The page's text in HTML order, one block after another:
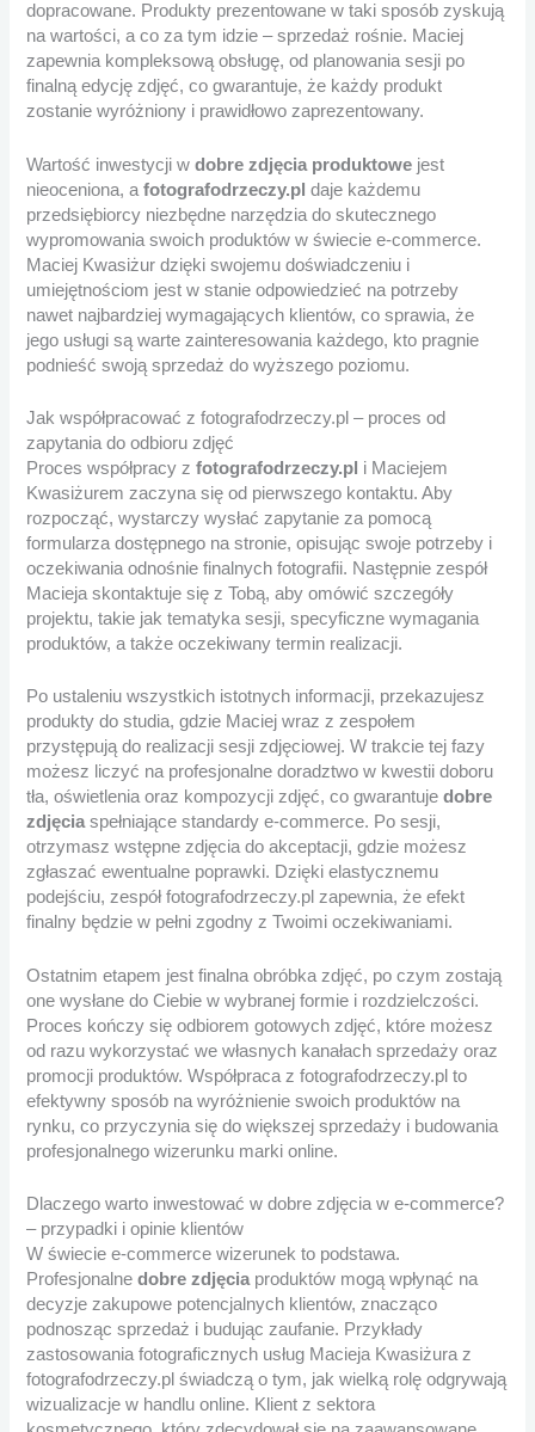
dopracowane. Produkty prezentowane w taki sposób zyskują
na wartości, a co za tym idzie – sprzedaż rośnie. Maciej
zapewnia kompleksową obsługę, od planowania sesji po
finalną edycję zdjęć, co gwarantuje, że każdy produkt
zostanie wyróżniony i prawidłowo zaprezentowany.
Wartość inwestycji wdobre zdjęcia produktowe jest
nieoceniona, afotografodrzeczy.pl daje każdemu
przedsiębiorcy niezbędne narzędzia do skutecznego
wypromowania swoich produktów w świecie e-commerce.
Maciej Kwasiżur dzięki swojemu doświadczeniu i
umiejętnościom jest w stanie odpowiedzieć na potrzeby
nawet najbardziej wymagających klientów, co sprawia, że
jego usługi są warte zainteresowania każdego, kto pragnie
podnieść swoją sprzedaż do wyższego poziomu.
Jak współpracować z fotografodrzeczy.pl – proces od
zapytania do odbioru zdjęć
Proces współpracy zfotografodrzeczy.pl i Maciejem
Kwasiżurem zaczyna się od pierwszego kontaktu. Aby
rozpocząć, wystarczy wysłać zapytanie za pomocą
formularza dostępnego na stronie, opisując swoje potrzeby i
oczekiwania odnośnie finalnych fotografii. Następnie zespół
Macieja skontaktuje się z Tobą, aby omówić szczegóły
projektu, takie jak tematyka sesji, specyficzne wymagania
produktów, a także oczekiwany termin realizacji.
Po ustaleniu wszystkich istotnych informacji, przekazujesz
produkty do studia, gdzie Maciej wraz z zespołem
przystępują do realizacji sesji zdjęciowej. W trakcie tej fazy
możesz liczyć na profesjonalne doradztwo w kwestii doboru
tła, oświetlenia oraz kompozycji zdjęć, co gwarantujedobre
zdjęciaspełniające standardy e-commerce. Po sesji,
otrzymasz wstępne zdjęcia do akceptacji, gdzie możesz
zgłaszać ewentualne poprawki. Dzięki elastycznemu
podejściu, zespół fotografodrzeczy.pl zapewnia, że efekt
finalny będzie w pełni zgodny z Twoimi oczekiwaniami.
Ostatnim etapem jest finalna obróbka zdjęć, po czym zostają
one wysłane do Ciebie w wybranej formie i rozdzielczości.
Proces kończy się odbiorem gotowych zdjęć, które możesz
od razu wykorzystać we własnych kanałach sprzedaży oraz
promocji produktów. Współpraca z fotografodrzeczy.pl to
efektywny sposób na wyróżnienie swoich produktów na
rynku, co przyczynia się do większej sprzedaży i budowania
profesjonalnego wizerunku marki online.
Dlaczego warto inwestować w dobre zdjęcia w e-commerce?
– przypadki i opinie klientów
W świecie e-commerce wizerunek to podstawa.
Profesjonalnedobre zdjęcia produktów mogą wpłynąć na
decyzje zakupowe potencjalnych klientów, znacząco
podnosząc sprzedaż i budując zaufanie. Przykłady
zastosowania fotograficznych usług Macieja Kwasiżura z
fotografodrzeczy.pl świadczą o tym, jak wielką rolę odgrywają
wizualizacje w handlu online. Klient z sektora